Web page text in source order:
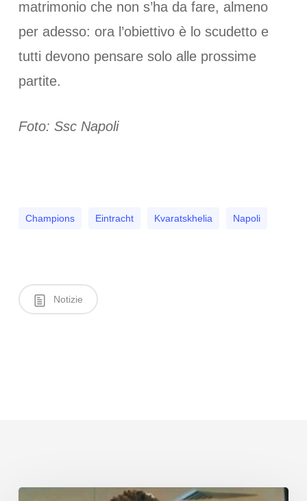
matrimonio che non s’ha da fare, almeno
per adesso: ora l’obiettivo è lo scudetto e
tutti devono pensare solo alle prossime
partite.
Foto: Ssc Napoli
Champions Eintracht Kvaratskhelia Napoli
Notizie